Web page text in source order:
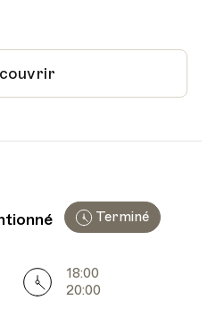
Terminé
Heure
18:00
20:00